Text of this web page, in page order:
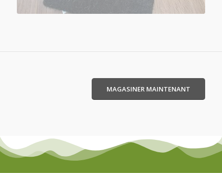
MAGASINER MAINTENANT